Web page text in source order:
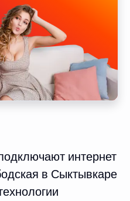
интернет
в Сыктывкаре